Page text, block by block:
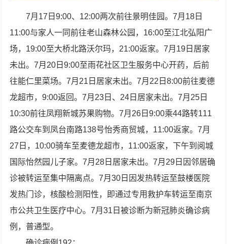
7月17日9:00、12:00两次前往景明佳园。7月18日
11:00与家人一同前往老山森林公园，16:00至江北弘阳广
场，19:00至大桥北路沃尔玛，21:00返家。7月19日居家
未出。7月20日9:00至雨花社区卫生服务中心开药，后前
往能仁里菜场。7月21日居家未出。7月22日8:00前往麦德
龙超市，9:00返回。7月23日、24日居家未出。7月25日
10:30前往凤翔新城苏果购物。7月26日9:00乘44路转111
路公交车到凤台南路138号怡秀商贸城，11:00返家。7月
27日，10:00骑车至麦德龙超市，11:00返家，下午到阅城
国际怡然园儿子家。7月28日居家未出。7月29日因邻居确
诊被转运至集中隔离点。7月30日因发热转运至鼓楼医院
发热门诊，核酸检测阳性，即通过专用救护车转运至南京
市公共卫生医疗中心。7月31日被诊断为新冠肺炎确诊病
例，普通型。